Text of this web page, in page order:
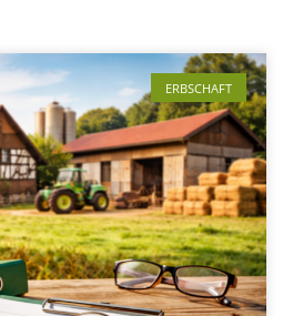
ERBSCHAFT